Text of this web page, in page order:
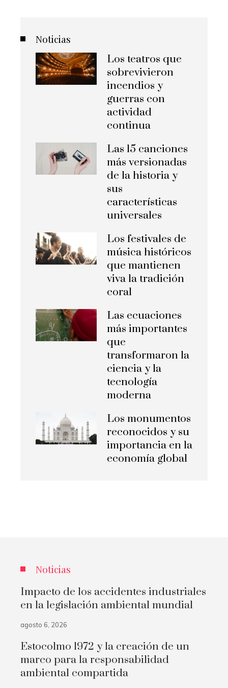
Noticias
Los teatros que
sobrevivieron
incendios y
guerras con
actividad
continua
Las 15 canciones
más versionadas
de la historia y
sus
características
universales
Los festivales de
música históricos
que mantienen
viva la tradición
coral
Las ecuaciones
más importantes
que
transformaron la
ciencia y la
tecnología
moderna
Los monumentos
reconocidos y su
importancia en la
economía global
Noticias
Impacto de los accidentes industriales
en la legislación ambiental mundial
agosto 6, 2026
Estocolmo 1972 y la creación de un
marco para la responsabilidad
ambiental compartida